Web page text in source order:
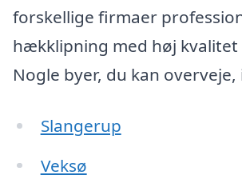
forskellige firmaer
hækklipning med høj kvalitet
Nogle byer, du kan
Slangerup
Veksø